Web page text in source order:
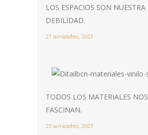
LOS ESPACIOS SON NUESTRA
DEBILIDAD.
27 noviembre, 2025
TODOS LOS MATERIALES NOS
FASCINAN.
25 noviembre, 2025